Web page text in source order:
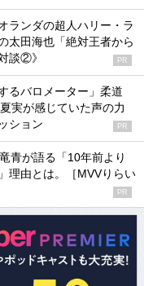
ランダの超人ハリー・ラ
太田海也「絶対王者から
談②》
PR
るバロメーター」柔道
実が感じていた声の力
ション
PR
青が語る「10年前より
理由とは。［MVVりらい
PR